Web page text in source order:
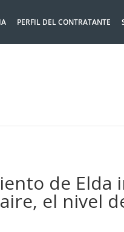
PERFIL DEL CONTRATANTE
de
el nivel